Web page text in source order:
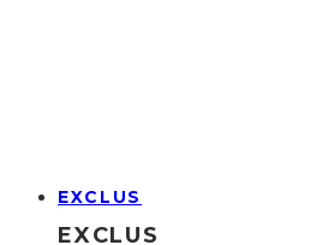
EXCLUS
EXCLUS